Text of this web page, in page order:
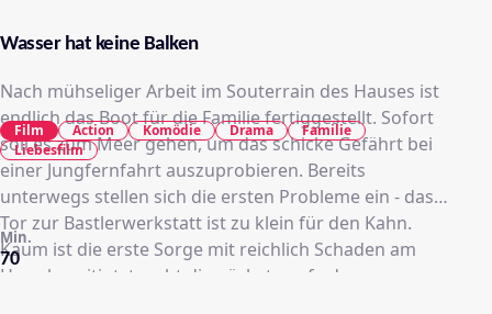
Wasser hat keine Balken
Nach mühseliger Arbeit im Souterrain des Hauses ist
endlich das Boot für die Familie fertiggestellt. Sofort
soll es zum Meer gehen, um das schicke Gefährt bei
einer Jungfernfahrt auszuprobieren. Bereits
unterwegs stellen sich die ersten Probleme ein - das
Tor zur Bastlerwerkstatt ist zu klein für den Kahn.
Kaum ist die erste Sorge mit reichlich Schaden am
Haus beseitigt, taucht die nächste auf - das
70
Min.
Film Action Komödie Drama
Familie
Liebesfilm